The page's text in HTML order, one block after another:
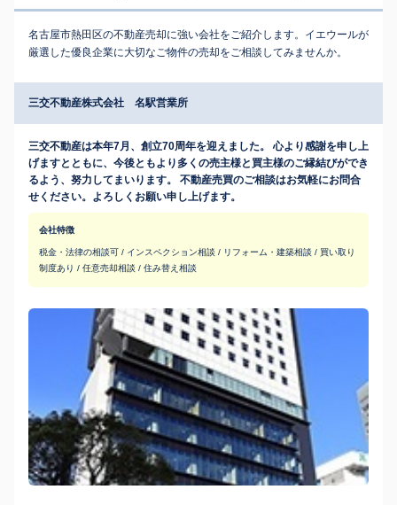
名古屋市熱田区の不動産売却に強い会社をご紹介します。イエウールが
厳選した優良企業に大切なご物件の売却をご相談してみませんか。
三交不動産株式会社 名駅営業所
三交不動産は本年7月、創立70周年を迎えました。 心より感謝を申し上
げますとともに、今後ともより多くの売主様と買主様のご縁結びができ
るよう、努力してまいります。 不動産売買のご相談はお気軽にお問合
せください。よろしくお願い申し上げます。
会社特徴
税金・法律の相談可 / インスペクション相談 / リフォーム・建築相談 / 買い取り
制度あり / 任意売却相談 / 住み替え相談